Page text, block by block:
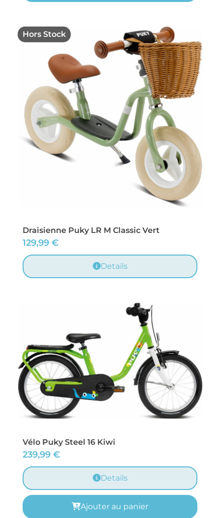
Hors Stock
Draisienne Puky LR M Classic Vert
129,99 €
Details
Vélo Puky Steel 16 Kiwi
239,99 €
Details
Ajouter au panier